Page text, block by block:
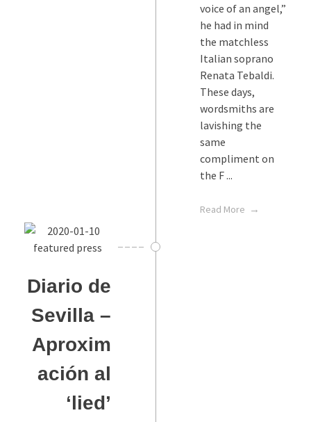
voice of an angel,”
he had in mind
the matchless
Italian soprano
Renata Tebaldi.
These days,
wordsmiths are
lavishing the
same
compliment on
the F ...
Read More
Diario de
Sevilla –
Aproxim
ación al
‘lied’